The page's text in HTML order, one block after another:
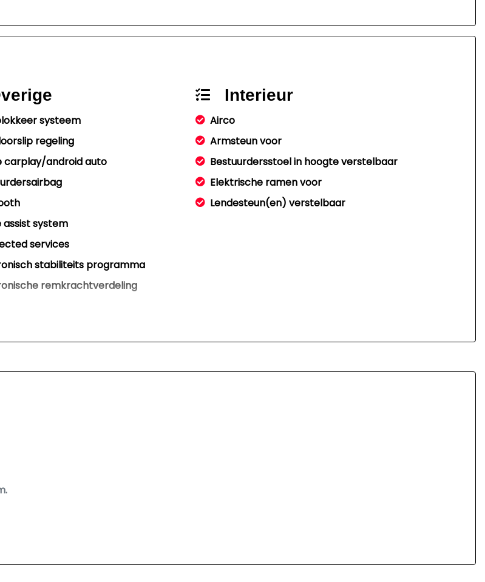
systeem
regeling
carplay/android auto
assist system
services
stabiliteits programma
remkrachtverdeling
Interieur
Airco
Armsteun voor
Bestuurdersstoel in hoogte verstelbaar
Elektrische ramen voor
Lendesteun(en) verstelbaar